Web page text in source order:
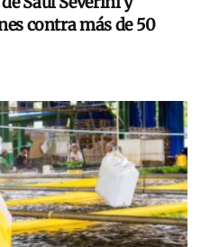
contra más de 50